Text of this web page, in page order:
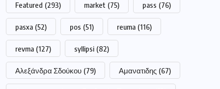
Featured (293) market (75) pass (76)
pasxa (52) pos (51) reuma (116)
revma (127) syllipsi (82)
Αλεξάνδρα Σδούκου (79) Αμανατιδης (67)